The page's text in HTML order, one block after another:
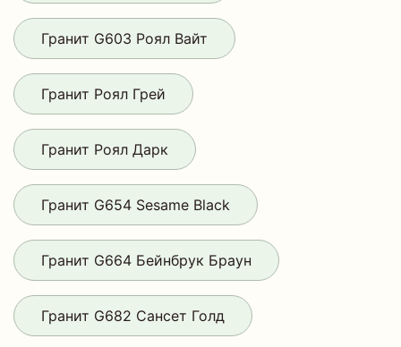
Гранит G603 Роял Вайт
Гранит Роял Грей
Гранит Роял Дарк
Гранит G654 Sesame Black
Гранит G664 Бейнбрук Браун
Гранит G682 Сансет Голд